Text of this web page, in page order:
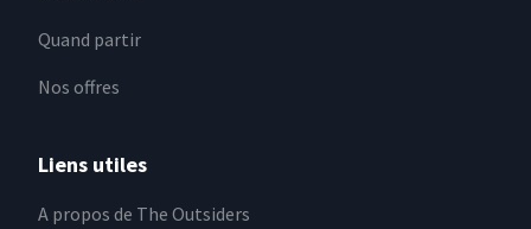
Quand partir
Nos offres
Liens utiles
A propos de The Outsiders